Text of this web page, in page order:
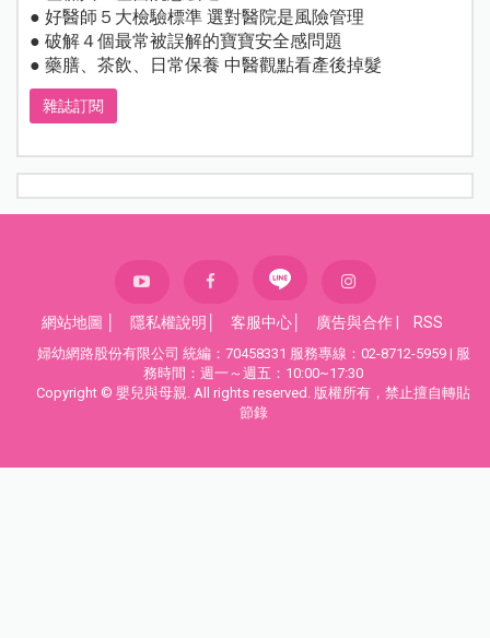
● 好醫師５大檢驗標準 選對醫院是風險管理
● 破解４個最常被誤解的寶寶安全感問題
● 藥膳、茶飲、日常保養 中醫觀點看產後掉髮
雜誌訂閱
網站地圖 隱私權說明 客服中心 廣告與合作 RSS
婦幼網路股份有限公司 統編：70458331 服務專線：02-8712-5959 | 服
務時間：週一～週五：10:00~17:30
Copyright © 嬰兒與母親. All rights reserved. 版權所有，禁止擅自轉貼
節錄